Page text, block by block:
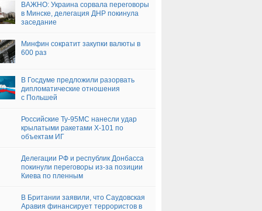
ВАЖНО: Украина сорвала переговоры
в Минске, делегация ДНР покинула
заседание
Минфин сократит закупки валюты в
600 раз
В Госдуме предложили разорвать
дипломатические отношения
с Польшей
Российские Ту-95МС нанесли удар
крылатыми ракетами Х-101 по
объектам ИГ
Делегации РФ и республик Донбасса
покинули переговоры из-за позиции
Киева по пленным
В Британии заявили, что Саудовская
Аравия финансирует террористов в